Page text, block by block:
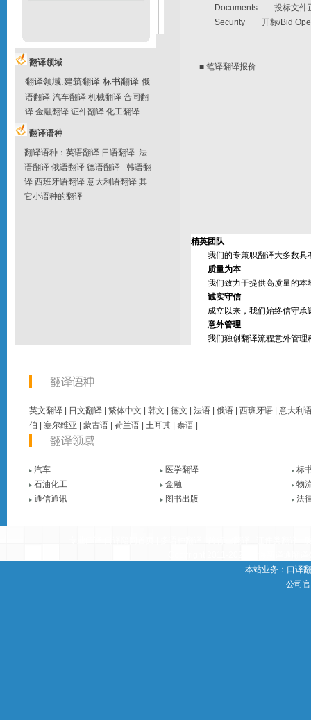
翻译领域
翻译领域:建筑翻译 标书翻译 俄
语翻译 汽车翻译 机械翻译 合同翻
译 金融翻译 证件翻译 化工翻译
翻译语种
翻译语种 ： 英语翻译 日语翻译 法
语翻译 俄语翻译 德语翻译
韩语翻
译 西班牙语翻译 意大利语翻译 其
它小语种的翻译
Documents 投标文件
Security 开标/Bid
■ 笔译翻译报价
精英团队
我们的专兼职翻译大多数具
质量为本
我们致力于提供高质量的本
诚实守信
成立以来，我们始终信守承
意外管理
我们独创翻译流程意外管理
英文翻译 日文翻译 繁体中文 韩文 德文 法语 俄语 西班牙语
意大利
伯
塞尔维亚 蒙古语 荷兰语 土耳其 泰语
汽车 医学翻译
标
石油化工
金融
物
通信通讯
图书出版 法
本站业务： 口译
公司